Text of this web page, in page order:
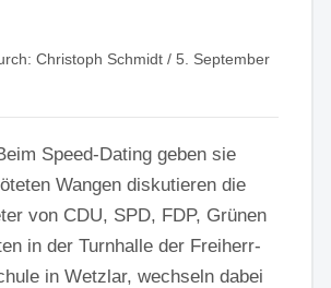
Christoph Schmidt / 5. September
Speed-Dating geben sie
Wangen diskutieren die
von CDU, SPD, FDP, Grünen
in der Turnhalle der Freiherr-
in Wetzlar, wechseln dabei